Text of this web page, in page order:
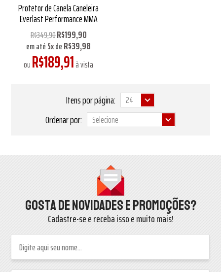
Protetor de Canela Caneleira
Everlast Performance MMA
R$349,90R$199,90
em até5xdeR$39,98
ouR$189,91à vista
Itens por página:
Ordenar por:
Gosta de novidades e promoções?
Cadastre-se e receba isso e muito mais!